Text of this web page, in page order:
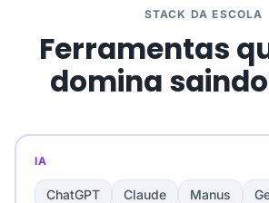
STACK DA ESCOLA
Ferramentas
domina
IA
ChatGPT Claude Manus